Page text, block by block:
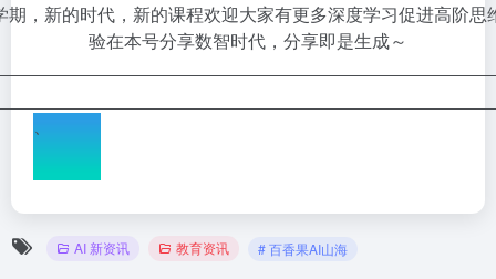
期，新的时代，新的课程欢迎大家有更多深度学习促进高阶思
验在本号分享数智时代，分享即是生成～
、
AI 新资讯 教育资讯 # 百香果AI山海